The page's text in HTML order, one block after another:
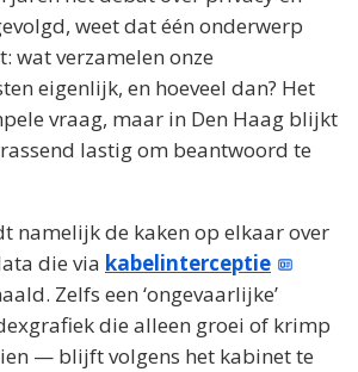
weet dat één onderwerp
wat verzamelen onze
eigenlijk, en hoeveel dan? Het
vraag, maar in Den Haag blijkt
lastig om beantwoord te
namelijk de kaken op elkaar over
die via kabelinterceptie
Zelfs een ‘ongevaarlijke’
die alleen groei of krimp
— blijft volgens het kabinet te